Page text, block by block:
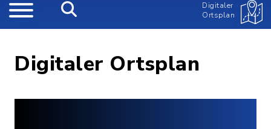
Digitaler
Ortsplan
Digitaler Ortsplan